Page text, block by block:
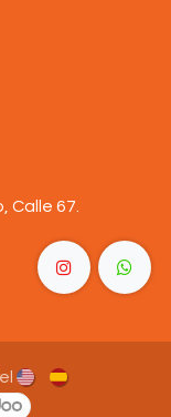
Calle 67